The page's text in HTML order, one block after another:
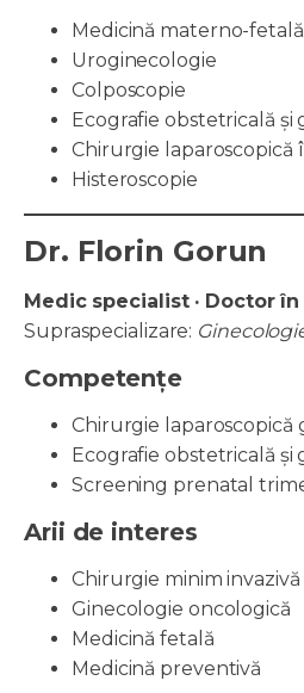
Medicină materno-fetală
Uroginecologie
Colposcopie
Ecografie obstetricală și
Chirurgie laparoscopică
Histeroscopie
Dr. Florin Gorun
Medic specialist · Doctor
Supraspecializare:
Competențe
Chirurgie laparoscopică
Ecografie obstetricală și
Screening prenatal
Arii de interes
Chirurgie minim invazivă
Ginecologie oncologică
Medicină fetală
Medicină preventivă